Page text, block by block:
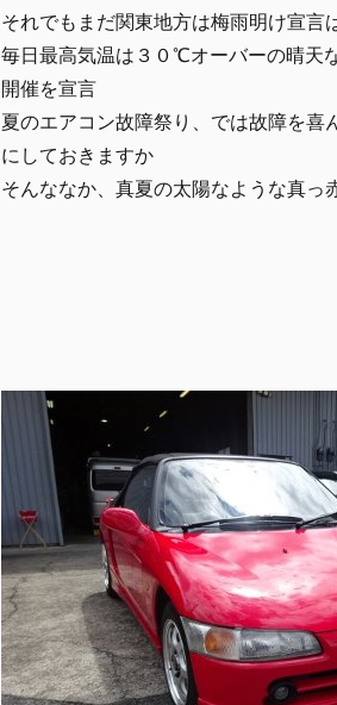
それでもまだ関東地方は梅雨明け宣言
毎日最高気温は３０℃オーバーの晴天
開催を宣言
夏のエアコン故障祭り、では故障を喜
にしておきますか
そんななか、真夏の太陽なような真っ